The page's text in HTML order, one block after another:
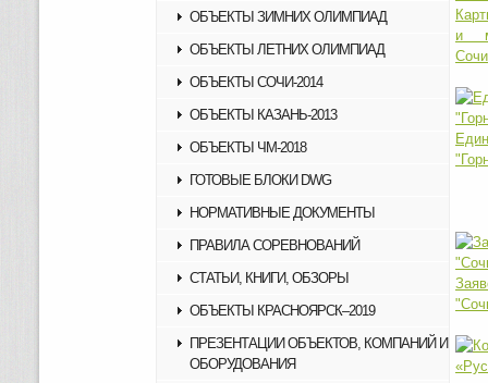
ОБЪЕКТЫ ЗИМНИХ ОЛИМПИАД
ОБЪЕКТЫ ЛЕТНИХ ОЛИМПИАД
ОБЪЕКТЫ СОЧИ-2014
ОБЪЕКТЫ КАЗАНЬ-2013
ОБЪЕКТЫ ЧМ-2018
ГОТОВЫЕ БЛОКИ DWG
НОРМАТИВНЫЕ ДОКУМЕНТЫ
ПРАВИЛА СОРЕВНОВАНИЙ
СТАТЬИ, КНИГИ, ОБЗОРЫ
ОБЪЕКТЫ КРАСНОЯРСК–2019
ПРЕЗЕНТАЦИИ ОБЪЕКТОВ, КОМПАНИЙ И
ОБОРУДОВАНИЯ
и
Сочи